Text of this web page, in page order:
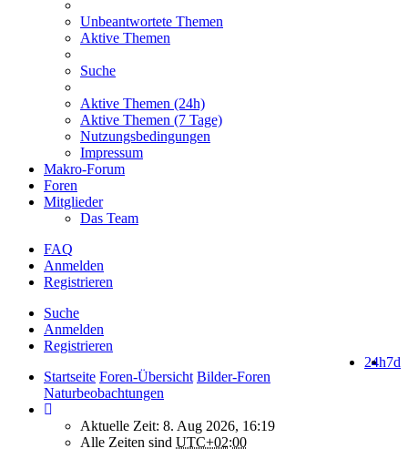
Unbeantwortete Themen
Aktive Themen
Suche
Aktive Themen (24h)
Aktive Themen (7 Tage)
Nutzungsbedingungen
Impressum
Makro-Forum
Foren
Mitglieder
Das Team
FAQ
Anmelden
Registrieren
Suche
Anmelden
Registrieren
7d
24h
Startseite Foren-Übersicht Bilder-Foren
Naturbeobachtungen
Aktuelle Zeit: 8. Aug 2026, 16:19
Alle Zeiten sind UTC+02:00